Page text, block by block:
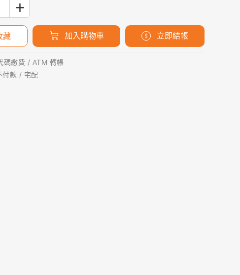
藏 加入購物車 立即結帳
碼繳費 / ATM 轉帳
付款 / 宅配